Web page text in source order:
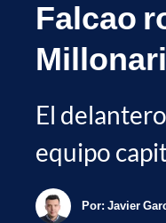
Falcao
El
equipo
Por: Javier